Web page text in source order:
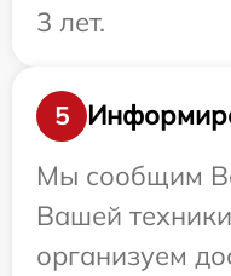
3 лет.
5
Мы сообщим
Вашей
организуем